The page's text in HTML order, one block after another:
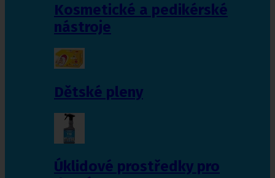
Kosmetické a pedikérské
nástroje
Dětské pleny
Úklidové prostředky pro